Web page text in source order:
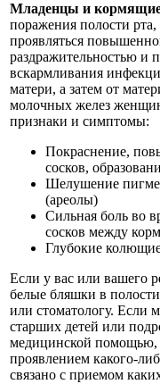
Младенцы и
поражения полости
проявляться
раздражительностью и
вскармливания
матери, а затем от
молочных желез
признаки и симптомы:
Покраснение,
сосков,
Шелушение
(ареолы)
Сильная боль во
сосков между
Глубокие
Если у вас или вашего
белые бляшки в
или стоматологу. Если
старших детей или
медицинской помощью,
проявлением какого-
связано с приемом